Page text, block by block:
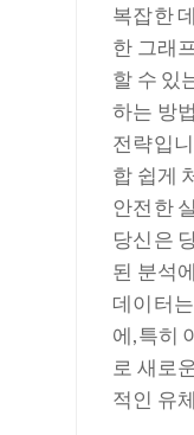
복잡한
한 그래
할 수 있
하는 방
전략입
합 쉽게
안전한
당신은
된 분석
데이터
에,특히
로 새로
적인 유